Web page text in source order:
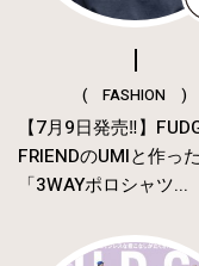
( FASHION )
【7月9日発売‼︎】
FRIENDのUMIと作った
「3WAYポロシャツ...